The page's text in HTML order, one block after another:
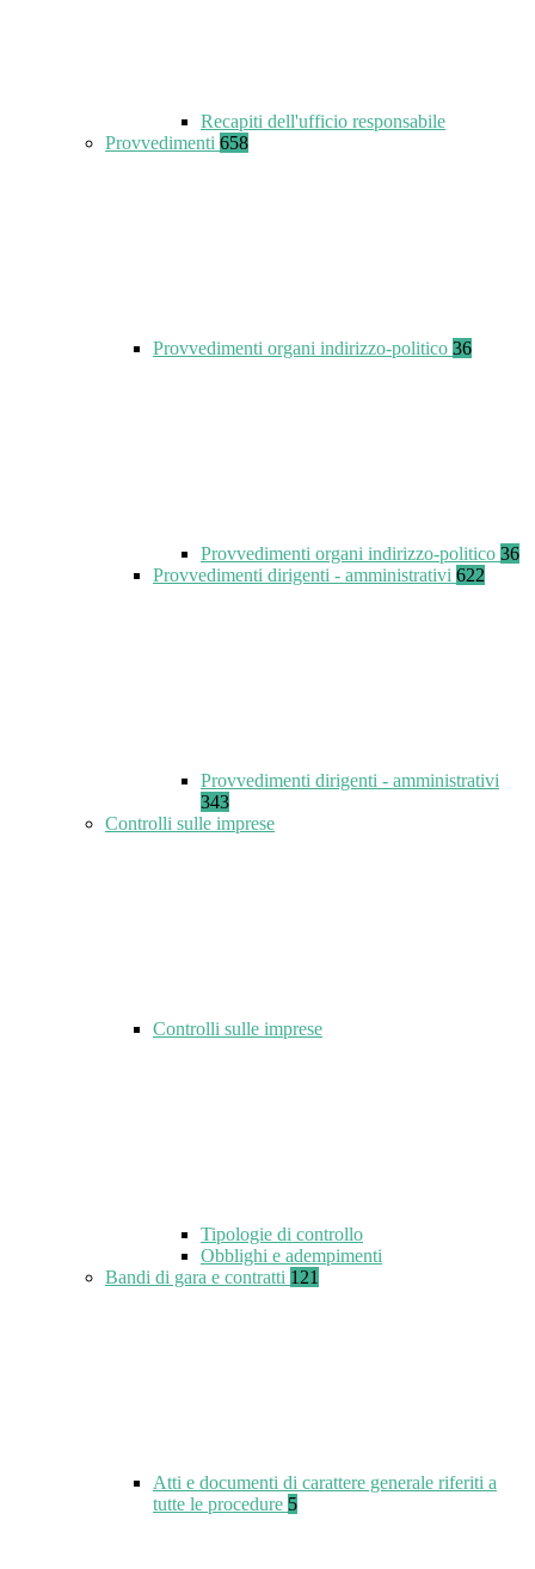
Recapiti dell'ufficio responsabile
Provvedimenti 658
Provvedimenti organi indirizzo-politico 36
Provvedimenti organi indirizzo-politico 36
Provvedimenti dirigenti - amministrativi 622
Provvedimenti dirigenti - amministrativi
343
Controlli sulle imprese
Controlli sulle imprese
Tipologie di controllo
Obblighi e adempimenti
Bandi di gara e contratti 121
Atti e documenti di carattere generale riferiti a
tutte le procedure 5